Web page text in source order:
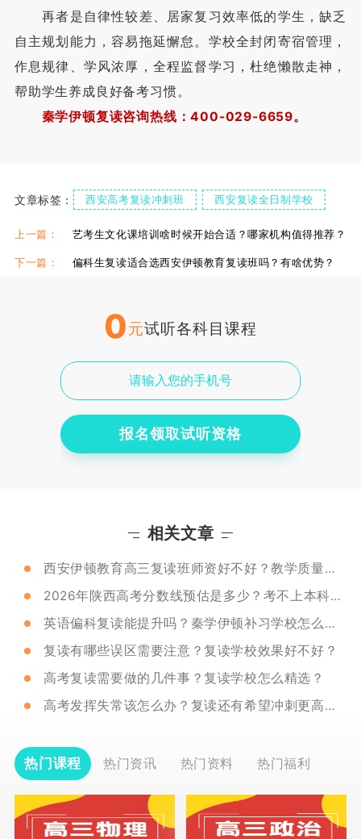
再者是自律性较差、居家复习效率低的学生，缺乏
自主规划能力，容易拖延懈怠。学校全封闭寄宿管理，
作息规律、学风浓厚，全程监督学习，杜绝懒散走神，
帮助学生养成良好备考习惯。
秦学伊顿复读咨询热线：400-029-6659。
文章标签： 西安高考复读冲刺班 西安复读全日制学校
复读全日制补习学校
上一篇： 艺考生文化课培训啥时候开始合适？哪家机构值得推荐？
下一篇： 偏科生复读适合选西安伊顿教育复读班吗？有啥优势？
0元试听各科目课程
报名领取试听资格
相关文章
西安伊顿教育高三复读班师资好不好？教学质量咋样？
2026年陕西高考分数线预估是多少？考不上本科能复读吗？
英语偏科复读能提升吗？秦学伊顿补习学校怎么样？
复读有哪些误区需要注意？复读学校效果好不好？
高考复读需要做的几件事？复读学校怎么精选？
高考发挥失常该怎么办？复读还有希望冲刺更高分吗？
热门课程 热门资讯 热门资料 热门福利